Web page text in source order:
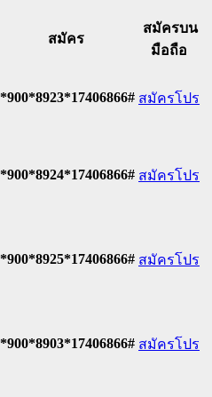
สมัคร
สมัครบน
มือถือ
*900*8923*17406866# สมัครโปร
*900*8924*17406866# สมัครโปร
*900*8925*17406866# สมัครโปร
*900*8903*17406866# สมัครโปร